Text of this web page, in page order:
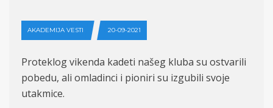
AKADEMIJA VESTI 20-09-2021
Proteklogvikenda kadeti našeg kluba su ostvarili
pobedu, ali omladinci i pioniri su izgubili svoje
utakmice.